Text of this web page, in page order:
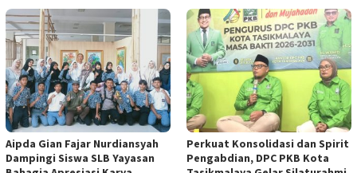
Aipda Gian Fajar Nurdiansyah
Dampingi Siswa SLB Yayasan
Perkuat Konsolidasi dan Spirit
Pengabdian, DPC PKB Kota